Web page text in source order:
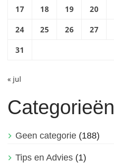
17 18 19 20
24 25 26 27
31
« jul
Categorieën
Geen categorie (188)
Tips en Advies (1)